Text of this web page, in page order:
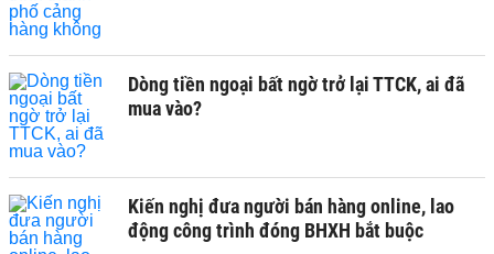
Dòng tiền ngoại bất ngờ trở lại TTCK, ai đã
mua vào?
Kiến nghị đưa người bán hàng online, lao
động công trình đóng BHXH bắt buộc